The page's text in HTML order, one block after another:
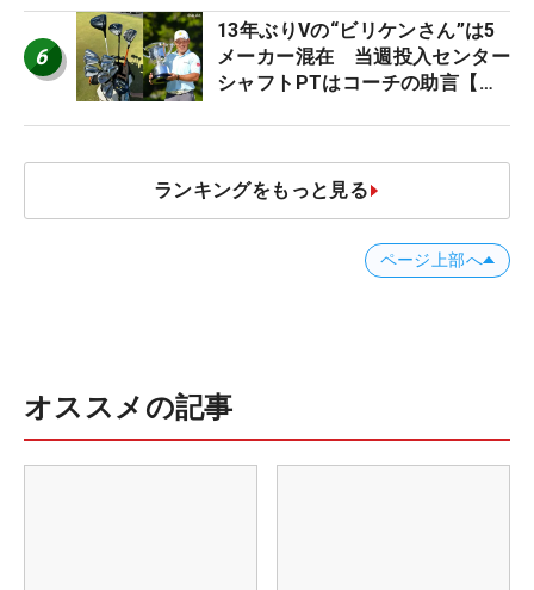
6
13年ぶりVの“ビリケンさん”は5
メーカー混在 当週投入センター
シャフトPTはコーチの助言【勝
ランキングをもっと見る
ページ上部へ
オススメの記事